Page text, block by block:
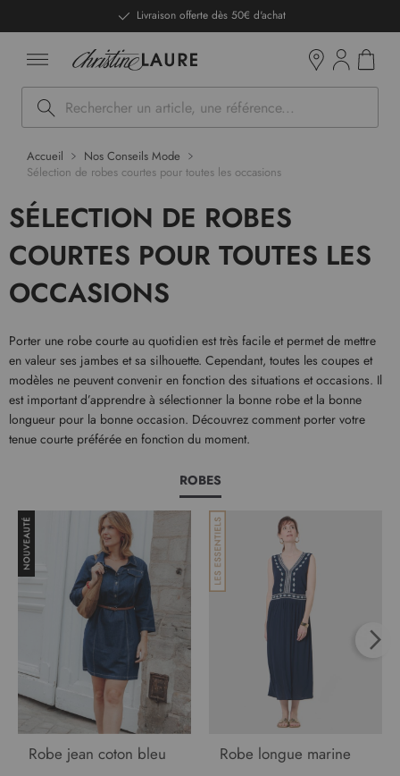
Livraison offerte dès 50€ d'achat
Rechercher
Accueil
Nos Conseils Mode
Sélection de robes courtes pour toutes les occasions
SÉLECTION DE ROBES
COURTES POUR TOUTES LES
OCCASIONS
Porter une robe courte au quotidien est très facile et permet de mettre
en valeur ses jambes et sa silhouette. Cependant, toutes les coupes et
modèles ne peuvent convenir en fonction des situations et occasions. Il
est important d’apprendre à sélectionner la bonne robe et la bonne
longueur pour la bonne occasion. Découvrez comment porter votre
tenue courte préférée en fonction du moment.
ROBES
Robe jean coton bleu Robe longue marine